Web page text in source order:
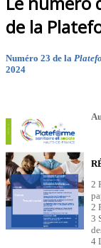
de la
Numéro 23 de la
2024
2
2
3
4